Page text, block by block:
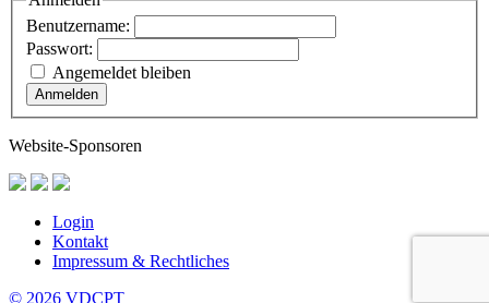
Benutzername:
Passwort:
Angemeldet bleiben
Anmelden
Website-Sponsoren
Login
Kontakt
Impressum & Rechtliches
© 2026 VDCPT